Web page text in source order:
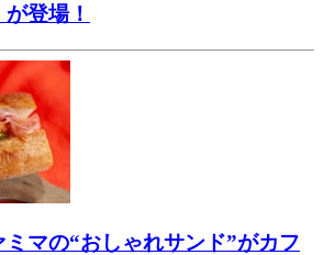
登場！
ミマの“おしゃれサンド”がカフ